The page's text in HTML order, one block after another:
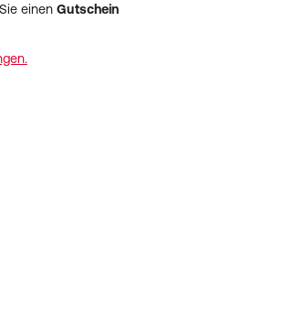
einenGutschein